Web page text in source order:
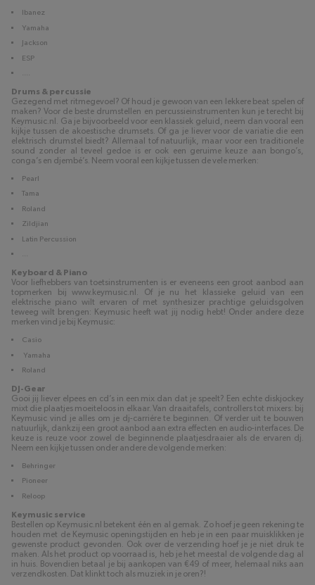
Ibanez
Yamaha
Jackson
ESP
Drums & percussie
Gezegend met ritmegevoel? Of houd je gewoon van een lekkere beat spelen of
maken? Voor de beste drumstellen en percussieinstrumenten kun je terecht bij
Keymusic.nl. Ga je bijvoorbeeld voor een klassiek geluid, neem dan vooral een
kijkje tussen de akoestische drumsets. Of ga je liever voor de variatie die een
elektrisch drumstel biedt? Allemaal tof natuurlijk, maar voor een traditionele
sound zonder al teveel gedoe is er ook een geruime keuze aan bongo’s,
conga’s en djembé’s. Neem vooral een kijkje tussen de vele merken:
Pearl
Tama
Roland
Zildjian
Latin Percussion
Keyboard & Piano
Voor liefhebbers van toetsinstrumenten is er eveneens een groot aanbod aan
topmerken bij www.keymusic.nl. Of je nu het klassieke geluid van een
elektrische piano wilt ervaren of met synthesizer prachtige geluidsgolven
teweeg wilt brengen: Keymusic heeft wat jij nodig hebt! Onder andere deze
merken vind je bij Keymusic:
Casio
Yamaha
Roland
DJ-Gear
Gooi jij liever elpees en cd’s in een mix dan dat je speelt? Een echte diskjockey
mixt die plaatjes moeiteloos in elkaar. Van draaitafels, controllers tot mixers: bij
Keymusic vind je alles om je dj-carriére te beginnen. Of verder uit te bouwen
natuurlijk, dankzij een groot aanbod aan extra effecten en audio-interfaces. De
keuze is reuze voor zowel de beginnende plaatjesdraaier als de ervaren dj.
Neem een kijkje tussen onder andere de volgende merken:
Behringer
Pioneer
Reloop
Keymusic service
Bestellen op Keymusic.nl betekent één en al gemak. Zo hoef je geen rekening te
houden met de Keymusic openingstijden en heb je in een paar muisklikken je
gewenste product gevonden. Ook over de verzending hoef je je niet druk te
maken. Als het product op voorraad is, heb je het meestal de volgende dag al
in huis. Bovendien betaal je bij aankopen van €49 of meer, helemaal niks aan
verzendkosten. Dat klinkt toch als muziek in je oren?!